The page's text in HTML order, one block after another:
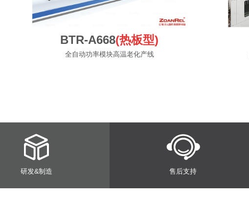
BTR-A668(热板型)
全自动功率模块高温老化产线
研发&制造 售后支持